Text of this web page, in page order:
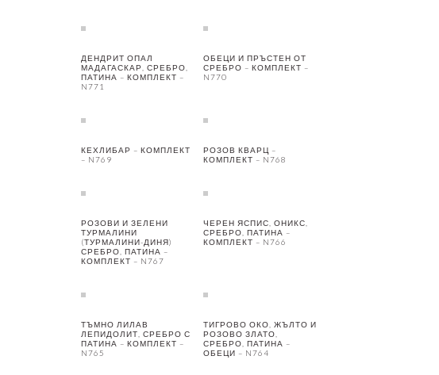
ДЕНДРИТ ОПАЛ
МАДАГАСКАР, СРЕБРО,
ПАТИНА – КОМПЛЕКТ –
N771
ОБЕЦИ И ПРЪСТЕН ОТ
СРЕБРО – КОМПЛЕКТ –
N770
КЕХЛИБАР – КОМПЛЕКТ
– N769
РОЗОВ КВАРЦ –
КОМПЛЕКТ – N768
РОЗОВИ И ЗЕЛЕНИ
ТУРМАЛИНИ
(ТУРМАЛИНИ-ДИНЯ)
СРЕБРО, ПАТИНА –
КОМПЛЕКТ – N767
ЧЕРЕН ЯСПИС, ОНИКС,
СРЕБРО, ПАТИНА –
КОМПЛЕКТ – N766
ТЪМНО ЛИЛАВ
ЛЕПИДОЛИТ, СРЕБРО С
ПАТИНА – КОМПЛЕКТ –
N765
ТИГРОВО ОКО, ЖЪЛТО И
РОЗОВО ЗЛАТО,
СРЕБРО, ПАТИНА –
ОБЕЦИ – N764